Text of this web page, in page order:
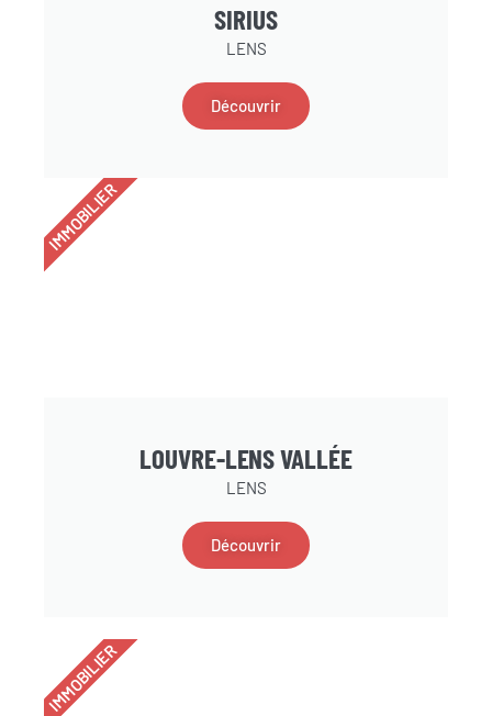
SIRIUS
LENS
Découvrir
LOUVRE-LENS VALLÉE
LENS
Découvrir
IMMOBILIER
IMMOBILIER